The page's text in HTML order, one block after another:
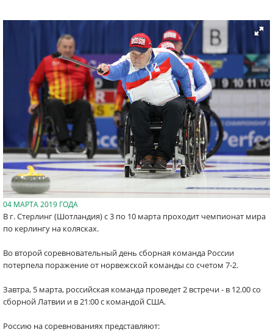
04 МАРТА 2019 ГОДА
В г. Стерлинг (Шотландия) с 3 по 10 марта проходит чемпионат мира
по керлингу на колясках.
Во второй соревновательный день сборная команда России
потерпела поражение от норвежской команды со счетом 7-2.
Завтра, 5 марта, российская команда проведет 2 встречи - в 12.00 со
сборной Латвии и в 21:00 с командой США.
Россию на соревнованиях представляют: